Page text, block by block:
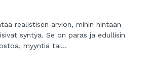
realistisen arvion, mihin hintaan
syntyä. Se on paras ja edullisin
myyntiä tai…